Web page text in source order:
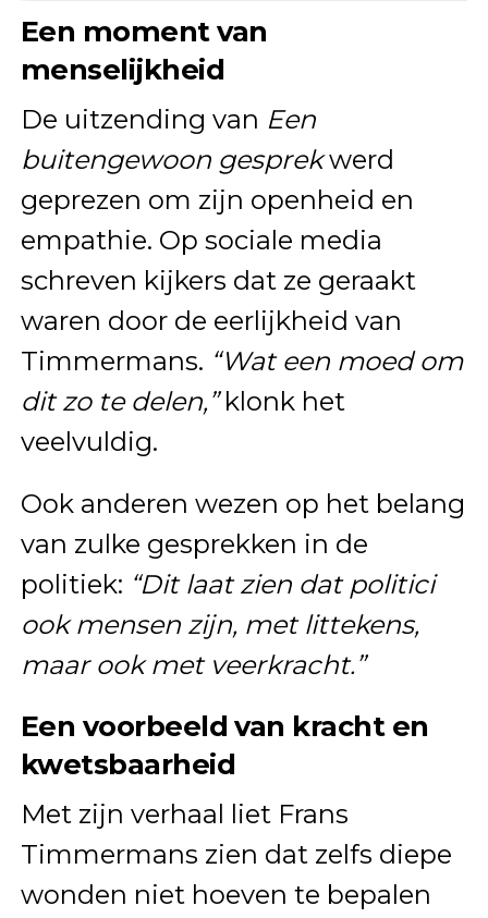
Een moment van
menselijkheid
De uitzending van Een
buitengewoon gesprekwerd
geprezen om zijn openheid en
empathie. Op sociale media
schreven kijkers dat ze geraakt
waren door de eerlijkheid van
Timmermans. “Wat een moed om
dit zo te delen,”klonk het
veelvuldig.
Ook anderen wezen op het belang
van zulke gesprekken in de
politiek: “Dit laat zien dat politici
ook mensen zijn, met littekens,
maar ook met veerkracht.”
Een voorbeeld van kracht en
kwetsbaarheid
Met zijn verhaal liet Frans
Timmermans zien dat zelfs diepe
wonden niet hoeven te bepalen